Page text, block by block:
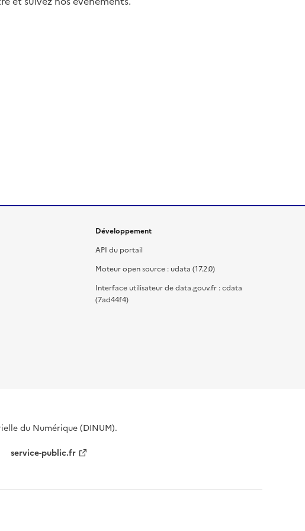
Développement
API du portail
Moteur open source : udata (17.2.0)
Interface utilisateur de data.gouv.fr : cdata
(7ad44f4)
du Numérique (DINUM).
service-public.fr